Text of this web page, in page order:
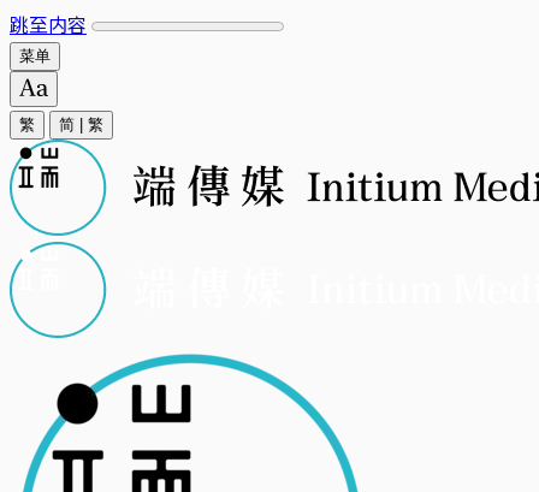
跳至内容
菜单
繁 简 繁